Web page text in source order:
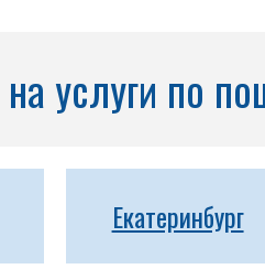
услуги по
Екатеринбург